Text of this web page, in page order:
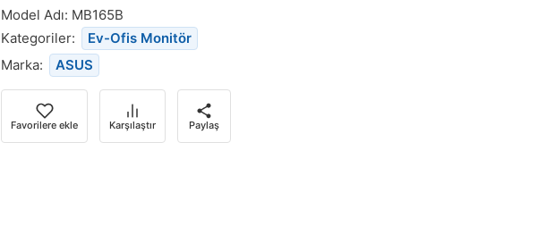
ürün
stoğa
döndüğünde
bildirim
almak
için
e-
Model Adı: MB165B
Kategoriler:
Ev-Ofis Monitör
Marka:
ASUS
Favorilere ekle Karşılaştır Paylaş